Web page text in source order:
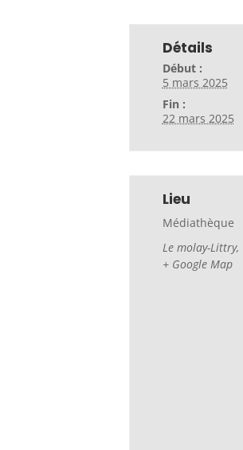
Détails
Début :
5 mars 2025
Fin :
22 mars 2025
Lieu
Médiathèque
Le molay-Littry,
+ Google Map